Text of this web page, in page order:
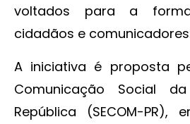
voltados para a
cidadãos e
A iniciativa é proposta
Comunicação Social
República (SECOM-PR),